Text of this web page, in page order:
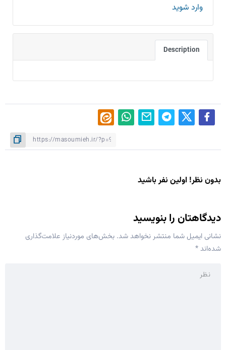
وارد شوید
Description
بدون نظر! اولین نفر باشید
دیدگاهتان را بنویسید
نشانی ایمیل شما منتشر نخواهد شد. بخش‌های موردنیاز علامت‌گذاری
شده‌اند*